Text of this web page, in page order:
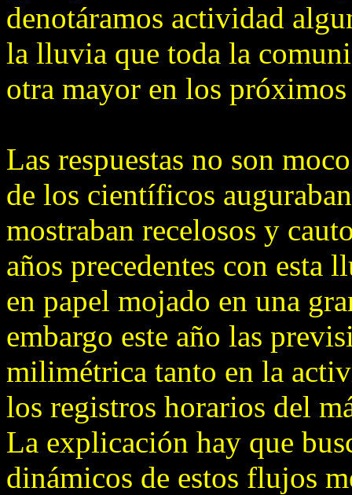
denotáramos actividad
la lluvia que toda la
otra mayor en los próximos
Las respuestas no son
de los científicos
mostraban recelosos y
años precedentes con esta
en papel mojado en una
embargo este año las
milimétrica tanto en la
los registros horarios del
La explicación hay que
dinámicos de estos flujos